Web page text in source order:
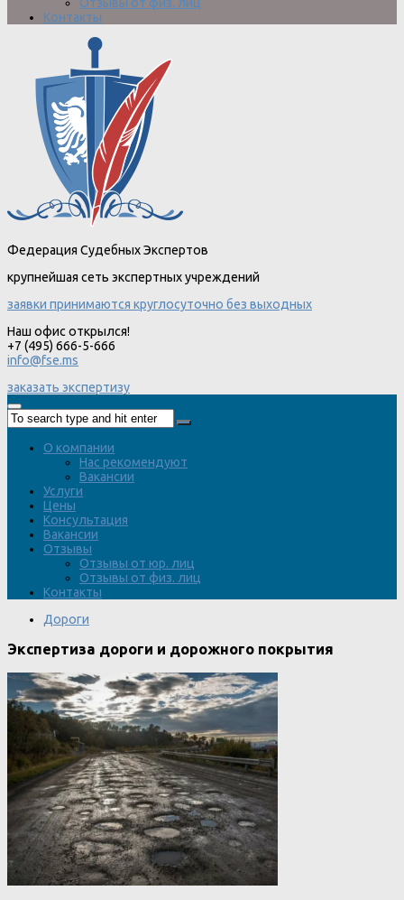
Отзывы от физ. лиц
Контакты
Федерация Судебных Экспертов
крупнейшая сеть экспертных учреждений
заявки принимаются круглосуточно без выходных
Наш офис открылся!
+7 (495) 666-5-666
info@fse.ms
заказать экспертизу
О компании
Нас рекомендуют
Вакансии
Услуги
Цены
Консультация
Вакансии
Отзывы
Отзывы от юр. лиц
Отзывы от физ. лиц
Контакты
Дороги
Экспертиза дороги и дорожного покрытия